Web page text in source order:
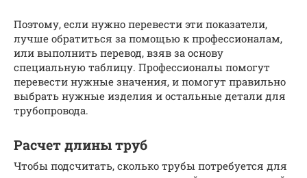
Поэтому, если нужно перевести эти показатели,
лучше обратиться за помощью к профессионалам,
или выполнить перевод, взяв за основу
специальную таблицу. Профессионалы помогут
перевести нужные значения, и помогут правильно
выбрать нужные изделия и остальные детали для
трубопровода.
Расчет длины труб
Чтобы подсчитать, сколько трубы потребуется для